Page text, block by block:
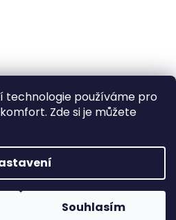
technologie používáme pro
Zde si je můžete
Souhlasím
air-cool
Vytvořil Shoptet
do bytu a firem. Všechna
vyhrazena.